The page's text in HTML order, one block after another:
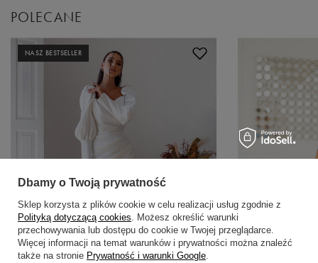
POLECANE
NASZ BESTSELLER
Dbamy o Twoją prywatność
Sklep korzysta z plików cookie w celu realizacji usług zgodnie z
Polityką dotyczącą cookies. Możesz określić warunki
przechowywania lub dostępu do cookie w Twojej przeglądarce.
Więcej informacji na temat warunków i prywatności można znaleźć
także na stronie Prywatność i warunki Google.